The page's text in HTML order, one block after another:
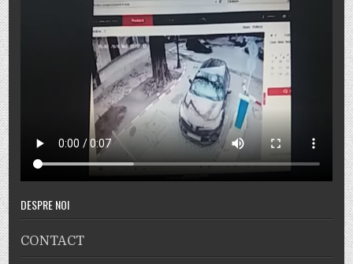
DESPRE NOI
CONTACT